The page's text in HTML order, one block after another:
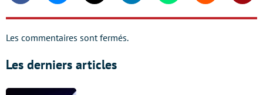
Les commentaires sont fermés.
Les derniers articles